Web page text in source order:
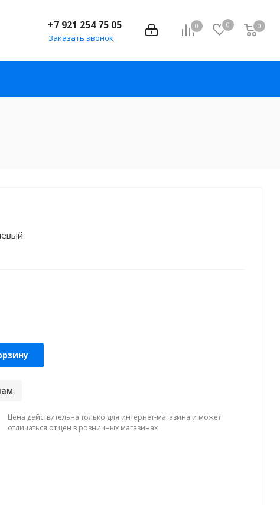
0 0 0
+7 921 254 75 05
Заказать звонок
Цена действительна только для интернет-магазина и может
отличаться от цен в розничных магазинах